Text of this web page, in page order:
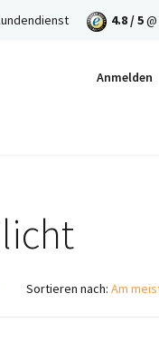
4.8 / 5@
Anmelden
Sortieren nach: